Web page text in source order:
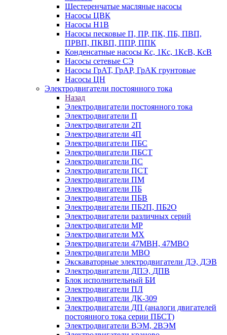
Шестеренчатые масляные насосы
Насосы ЦВК
Насосы Н1В
Насосы песковые П, ПР, ПК, ПБ, ПВП,
ПРВП, ПКВП, ППР, ППК
Конденсатные насосы Кс, 1Кс, 1КсВ, КсВ
Насосы сетевые СЭ
Насосы ГрАТ, ГрАР, ГрАК грунтовые
Насосы ЦН
Электродвигатели постоянного тока
Назад
Электродвигатели постоянного тока
Электродвигатели П
Электродвигатели 2П
Электродвигатели 4П
Электродвигатели ПБС
Электродвигатели ПБСТ
Электродвигатели ПС
Электродвигатели ПСТ
Электродвигатели ПМ
Электродвигатели ПБ
Электродвигатели ПБВ
Электродвигатели ПБ2П, ПБ2О
Электродвигатели различных серий
Электродвигатели МР
Электродвигатели MX
Электродвигатели 47MBH, 47МВО
Электродвигатели MBO
Экскаваторные электродвигатели ДЭ, ДЭВ
Электродвигатели ДПЭ, ДПВ
Блок исполнительный БИ
Электродвигатели ПЛ
Электродвигатели ДК-309
Электродвигатели ДП (аналоги двигателей
постоянного тока серии ПБСТ)
Электродвигатели ВЭМ, 2ВЭМ